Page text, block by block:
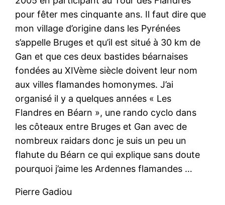
pour fêter mes cinquante ans. Il faut dire que
mon village d’origine dans les Pyrénées
s’appelle Bruges et qu’il est situé à 30 km de
Gan et que ces deux bastides béarnaises
fondées au XIVème siècle doivent leur nom
aux villes flamandes homonymes. J’ai
organisé il y a quelques années « Les
Flandres en Béarn », une rando cyclo dans
les côteaux entre Bruges et Gan avec de
nombreux raidars donc je suis un peu un
flahute du Béarn ce qui explique sans doute
pourquoi j’aime les Ardennes flamandes …
Pierre Gadiou